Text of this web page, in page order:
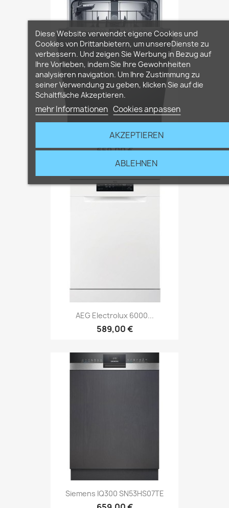
Siemens IQ300 SN63HX07TE
659,00 €
AEG Electrolux 6000...
589,00 €
Siemens IQ300 SN53HS07TE
Diese Website verwendet eigene Cookies und
Cookies von Drittanbietern, um unsereDienste zu
verbessern. Und zeigen Sie Werbung in Bezug auf
Ihre Vorlieben, indem Sie Ihre Gewohnheiten
analysieren navigation. Um Ihre Zustimmung zu
seiner Verwendung zu geben, klicken Sie auf die
Schaltfläche Akzeptieren.
mehr Informationen Cookies anpassen
ABLEHNEN
AKZEPTIEREN